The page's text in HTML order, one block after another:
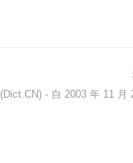
(Dict.CN) - 自 2003 年 11